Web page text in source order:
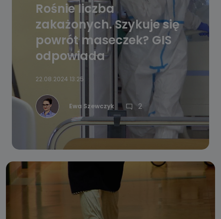
Rośnie liczba
zakażonych. Szykuje się
powrót maseczek? GIS
odpowiada
22.08.2024 13:25
Ewa Szewczyk 2